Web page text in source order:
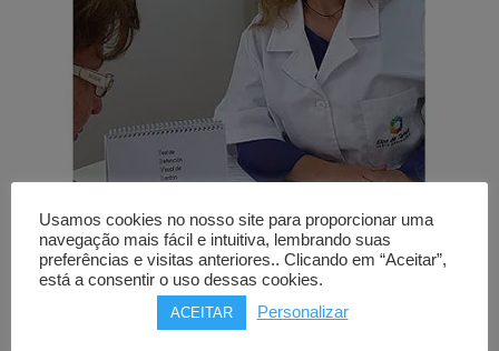
Serviços Complementares –
Avaliação neuropsicológica
Usamos cookies no nosso site para proporcionar uma
navegação mais fácil e intuitiva, lembrando suas
preferências e visitas anteriores.. Clicando em “Aceitar”,
está a consentir o uso dessas cookies.
ACEITAR Personalizar